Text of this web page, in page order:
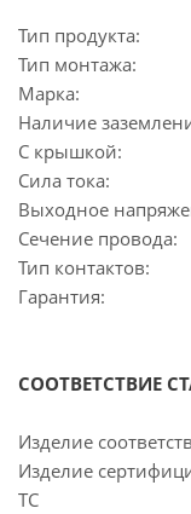
Тип продукта:
Тип монтажа:
Марка:
Наличие
С крышкой:
Сила тока:
Выходное
Сечение провода:
Тип контактов:
Гарантия:
СООТВЕТСТВИЕ
Изделие
Изделие
ТС